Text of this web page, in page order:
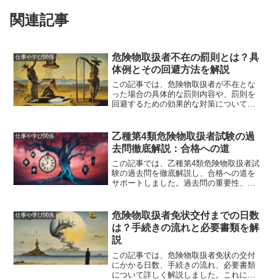
関連記事
仕事や学び関係
危険物取扱者不在の罰則とは？具
体例とその回避方法を解説
この記事では、危険物取扱者が不在とな
った場合の具体的な罰則内容や、罰則を
回避するための効果的な対策について詳
際の事例を通じて、危険物の取り扱いに
関する法令順守の重要性を理解し、安全
な業務運営をサポートします。
仕事や学び関係
乙種第4類危険物取扱者試験の過
去問徹底解説：合格への道
この記事では、乙種第4類危険物取扱者試
験の過去問を徹底解説し、合格への道を
サポートしました。過去問の重要性、入
解説することで、試験対策を効果的に進
めるための具体的な方法を提供しまし
た。
仕事や学び関係
危険物取扱者免状交付までの日数
は？手続きの流れと必要書類を解
説
この記事では、危険物取扱者免状の交付
にかかる日数、手続きの流れ、必要書類
について詳しく解説しました。これによ